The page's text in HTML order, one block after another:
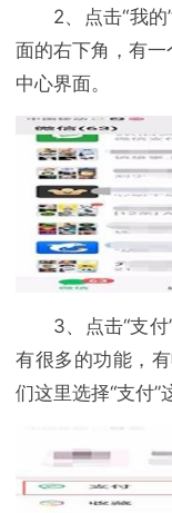
2、点击“我
面的右下角，有一
中心界面。
3、点击“支
有很多的功能，
们这里选择“支付”